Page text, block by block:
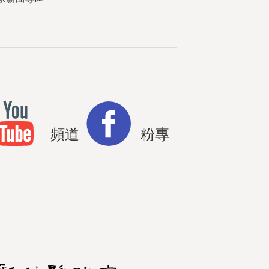
頻道 粉專